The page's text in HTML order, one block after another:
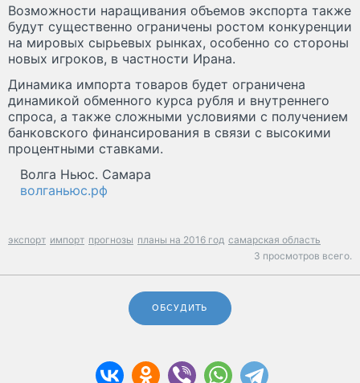
Возможности наращивания объемов экспорта также
будут существенно ограничены ростом конкуренции
на мировых сырьевых рынках, особенно со стороны
новых игроков, в частности Ирана.
Динамика импорта товаров будет ограничена
динамикой обменного курса рубля и внутреннего
спроса, а также сложными условиями с получением
банковского финансирования в связи с высокими
процентными ставками.
Волга Ньюс. Самара
волганьюс.рф
экспорт импорт прогнозы планы на 2016 год самарская область
3 просмотров всего.
ОБСУДИТЬ